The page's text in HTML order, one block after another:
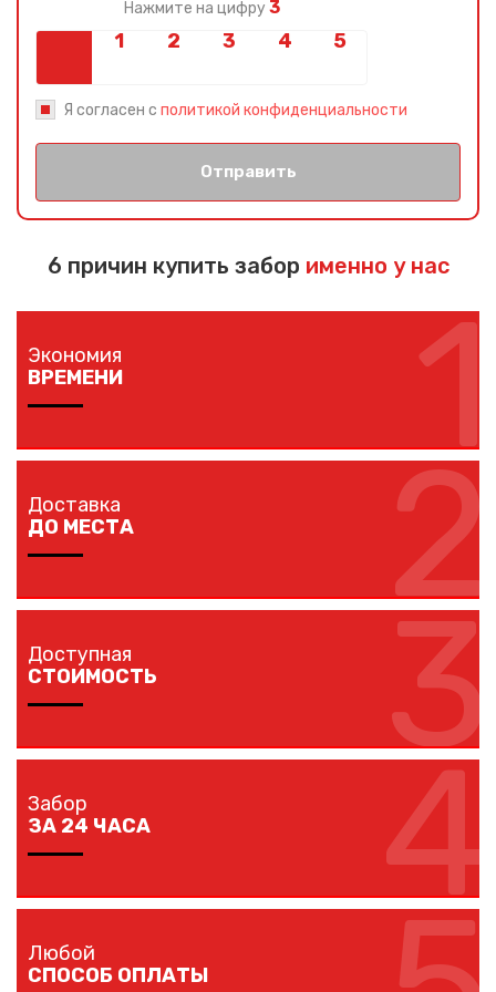
Нажмите на цифру 3
Я согласен с политикой конфиденциальности
Отправить
6 причин купить забор именно у нас
1
Экономия
ВРЕМЕНИ
зависимости от длины забора, способа монтажа и
наличия ворот и калиток.
2
Доставка
ДО МЕСТА
Мы доставляем комплектующие забора на любой
объект в вашем городе в кратчайшие сроки
собственным транспортом.
3
Доступная
СТОИМОСТЬ
решений по конкурентной цене.
4
Забор
ЗА 24 ЧАСА
протяженностью до 40 метров за один рабочий день.
Любой
СПОСОБ ОПЛАТЫ